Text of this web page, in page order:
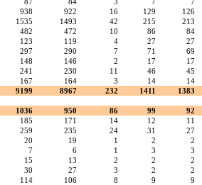
938 922 16 129 126
1535 1493 42 215 213
482 472 10 86 84
123 119 4 27 27
297 290 7 71 69
148 146 2 17 17
241 230 11 46 45
167 164 3 14 14
9199 8967 232 1411 1383
1036 950 86 99 92
185 171 14 12 11
259 235 24 31 27
20 19 1 2 2
7 6 1 3 3
15 13 2 2 2
30 27 3 2 2
114 106 8 9 9